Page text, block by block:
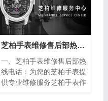
芝柏手表维修售后部热线电话(专业芝柏手表维修服务，售后热线24小时为您解答)
一、芝柏手表维修售后部热
线电话：为您的芝柏手表提
供专业维修服务芝柏手表作